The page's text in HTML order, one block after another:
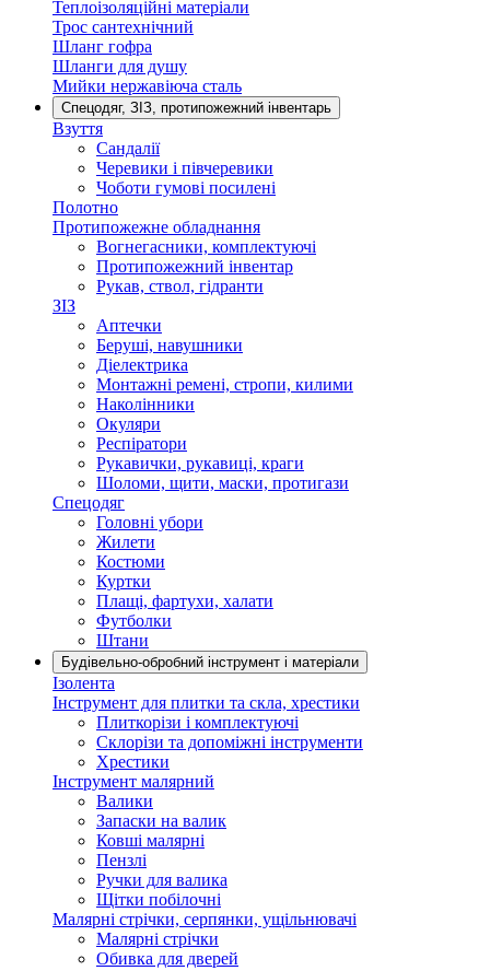
Теплоізоляційні матеріали
Трос сантехнічний
Шланг гофра
Шланги для душу
Мийки нержавіюча сталь
Спецодяг, ЗІЗ, протипожежний інвентарь
Взуття
Сандалії
Черевики і півчеревики
Чоботи гумові посилені
Полотно
Протипожежне обладнання
Вогнегасники, комплектуючі
Протипожежний інвентар
Рукав, ствол, гідранти
ЗІЗ
Аптечки
Беруші, навушники
Діелектрика
Монтажні ремені, стропи, килими
Наколінники
Окуляри
Респіратори
Рукавички, рукавиці, краги
Шоломи, щити, маски, протигази
Спецодяг
Головні убори
Жилети
Костюми
Куртки
Плащі, фартухи, халати
Футболки
Штани
Будівельно-обробний інструмент і матеріали
Ізолента
Інструмент для плитки та скла, хрестики
Плиткорізи і комплектуючі
Склорізи та допоміжні інструменти
Хрестики
Інструмент малярний
Валики
Запаски на валик
Ковші малярні
Пензлі
Ручки для валика
Щітки побілочні
Малярні стрічки, серпянки, ущільнювачі
Малярні стрічки
Обивка для дверей